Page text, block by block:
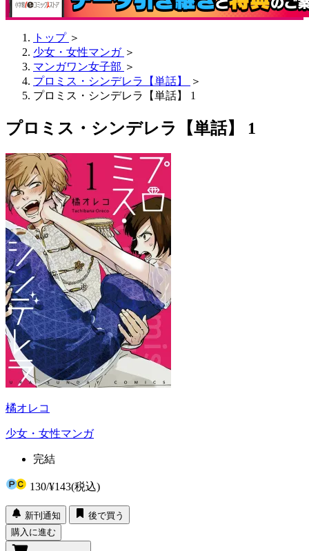
トップ ＞
少女・女性マンガ ＞
マンガワン女子部 ＞
プロミス・シンデレラ【単話】
＞
プロミス・シンデレラ【単話】 1
プロミス・シンデレラ【単話】 1
橘オレコ
少女・女性マンガ
完結
130/¥143(税込)
新刊通知
後で買う
購入に進む